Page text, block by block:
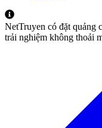
NetTruyen có đặt quảng
trải nghiệm không thoải